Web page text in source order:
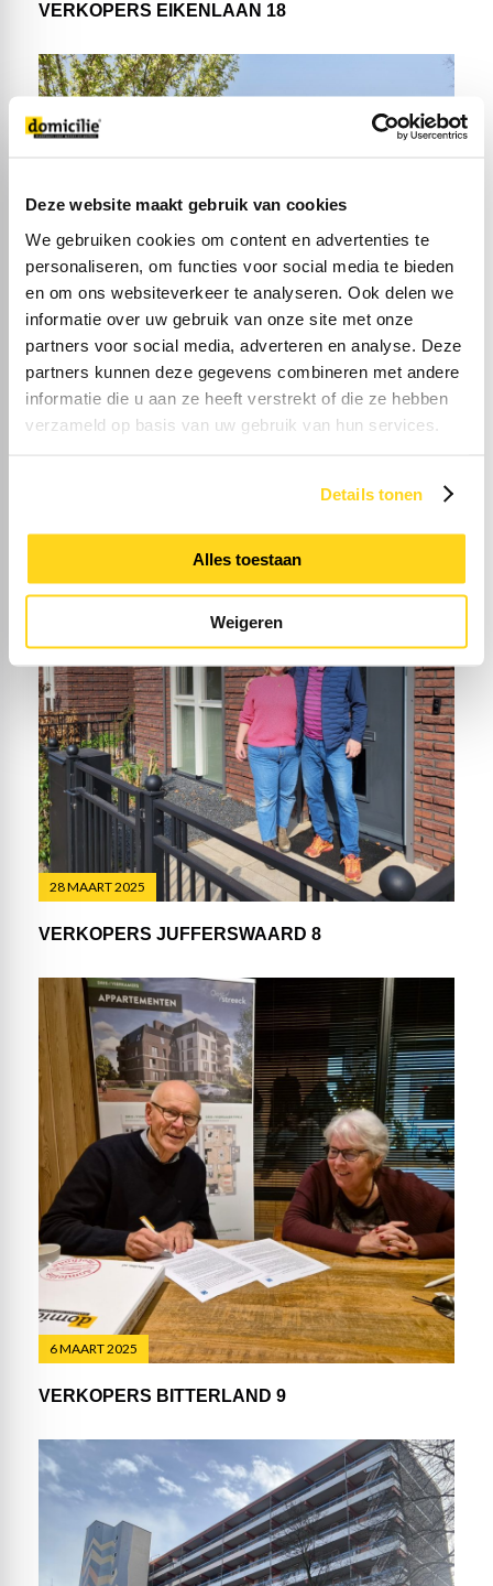
Deze website maakt gebruik van cookies
We gebruiken cookies om content en advertenties te
personaliseren, om functies voor social media te bieden
en om ons websiteverkeer te analyseren. Ook delen we
informatie over uw gebruik van onze site met onze
partners voor social media, adverteren en analyse. Deze
partners kunnen deze gegevens combineren met andere
informatie die u aan ze heeft verstrekt of die ze hebben
verzameld op basis van uw gebruik van hun services.
Details tonen
Alles toestaan
Weigeren
VERKOPERS EIKENLAAN 18
23 MEI 2025
28 MAART 2025
VERKOPERS JUFFERSWAARD 8
6 MAART 2025
VERKOPERS BITTERLAND 9